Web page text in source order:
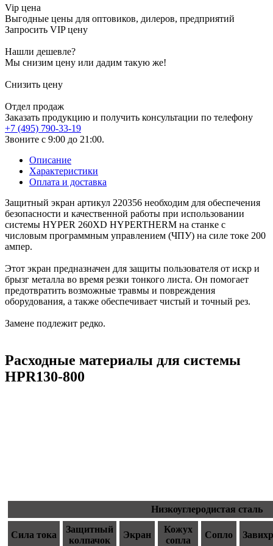
Vip цена
Выгодные цены для оптовиков, дилеров, предприятий
Запросить VIP цену
Нашли дешевле?
Мы снизим цену или дадим такую же!
Снизить цену
Отдел продаж
Заказать продукцию и получить консультации по телефону
+7 (495) 790-33-19
Звоните с 9:00 до 21:00.
Описание
Характеристики
Оплата и доставка
Защитный экран артикул 220356 необходим для обеспечения
безопасности и качественной работы при использовании
системы HYPER 260XD HYPERTHERM на станке с
числовым программным управлением (ЧПУ) на силе токе 200
ампер.
Этот экран предназначен для защиты пользователя от искр и
брызг металла во время резки тонкого листа. Он помогает
предотвратить возможные травмы и повреждения
оборудования, а также обеспечивает чистый и точный рез.
Замене подлежит редко.
Расходные материалы для системы
HPR130-800
Низкоуглеродистая сталь
Сила тока
Защитный
колпачок
Экран
Кожух
сопла
Сопло